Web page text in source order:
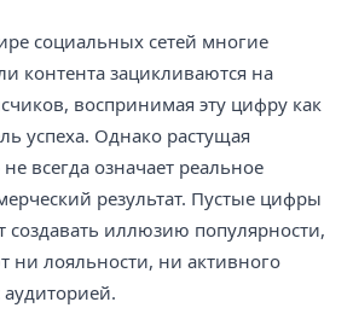
социальных сетей многие
контента зацикливаются на
воспринимая эту цифру как
успеха. Однако растущая
всегда означает реальное
результат. Пустые цифры
создавать иллюзию популярности,
ни лояльности, ни активного